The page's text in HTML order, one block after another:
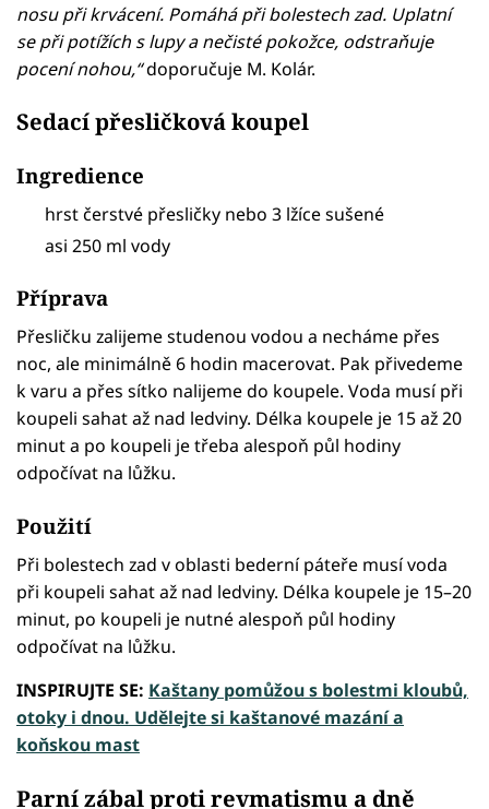
nosu při krvácení. Pomáhá při bolestech zad. Uplatní
se při potížích s lupy a nečisté pokožce, odstraňuje
pocení nohou,“doporučuje M. Kolár.
Sedací přesličková koupel
Ingredience
hrst čerstvé přesličky nebo 3 lžíce sušené
asi 250 ml vody
Příprava
Přesličku zalijeme studenou vodou a necháme přes
noc, ale minimálně 6 hodin macerovat. Pak přivedeme
k varu a přes sítko nalijeme do koupele. Voda musí při
koupeli sahat až nad ledviny. Délka koupele je 15 až 20
minut a po koupeli je třeba alespoň půl hodiny
odpočívat na lůžku.
Použití
Při bolestech zad v oblasti bederní páteře musí voda
při koupeli sahat až nad ledviny. Délka koupele je 15–20
minut, po koupeli je nutné alespoň půl hodiny
odpočívat na lůžku.
INSPIRUJTE SE: Kaštany pomůžou s bolestmi kloubů,
otoky i dnou. Udělejte si kaštanové mazání a
koňskou mast
Parní zábal proti revmatismu a dně